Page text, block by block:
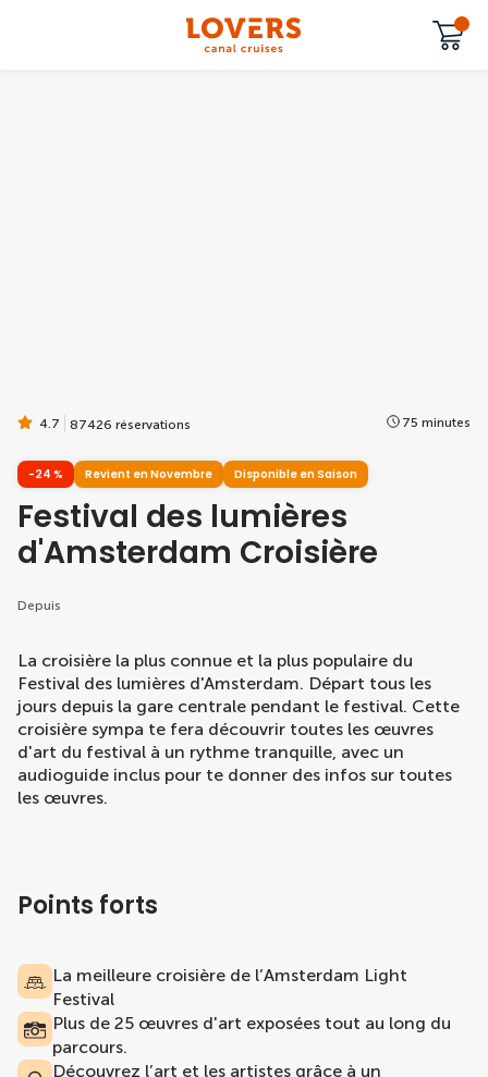
4.7 87426 réservations 75 minutes
-24 % Revient en Novembre Disponible en Saison
Festival des lumières
d'Amsterdam Croisière
Depuis
La croisière la plus connue et la plus populaire du
Festival des lumières d'Amsterdam. Départ tous les
jours depuis la gare centrale pendant le festival. Cette
croisière sympa te fera découvrir toutes les œuvres
d'art du festival à un rythme tranquille, avec un
audioguide inclus pour te donner des infos sur toutes
les œuvres.
Points forts
La meilleure croisière de l’Amsterdam Light
Festival
Plus de 25 œuvres d'art exposées tout au long du
parcours.
Découvrez l’art et les artistes grâce à un